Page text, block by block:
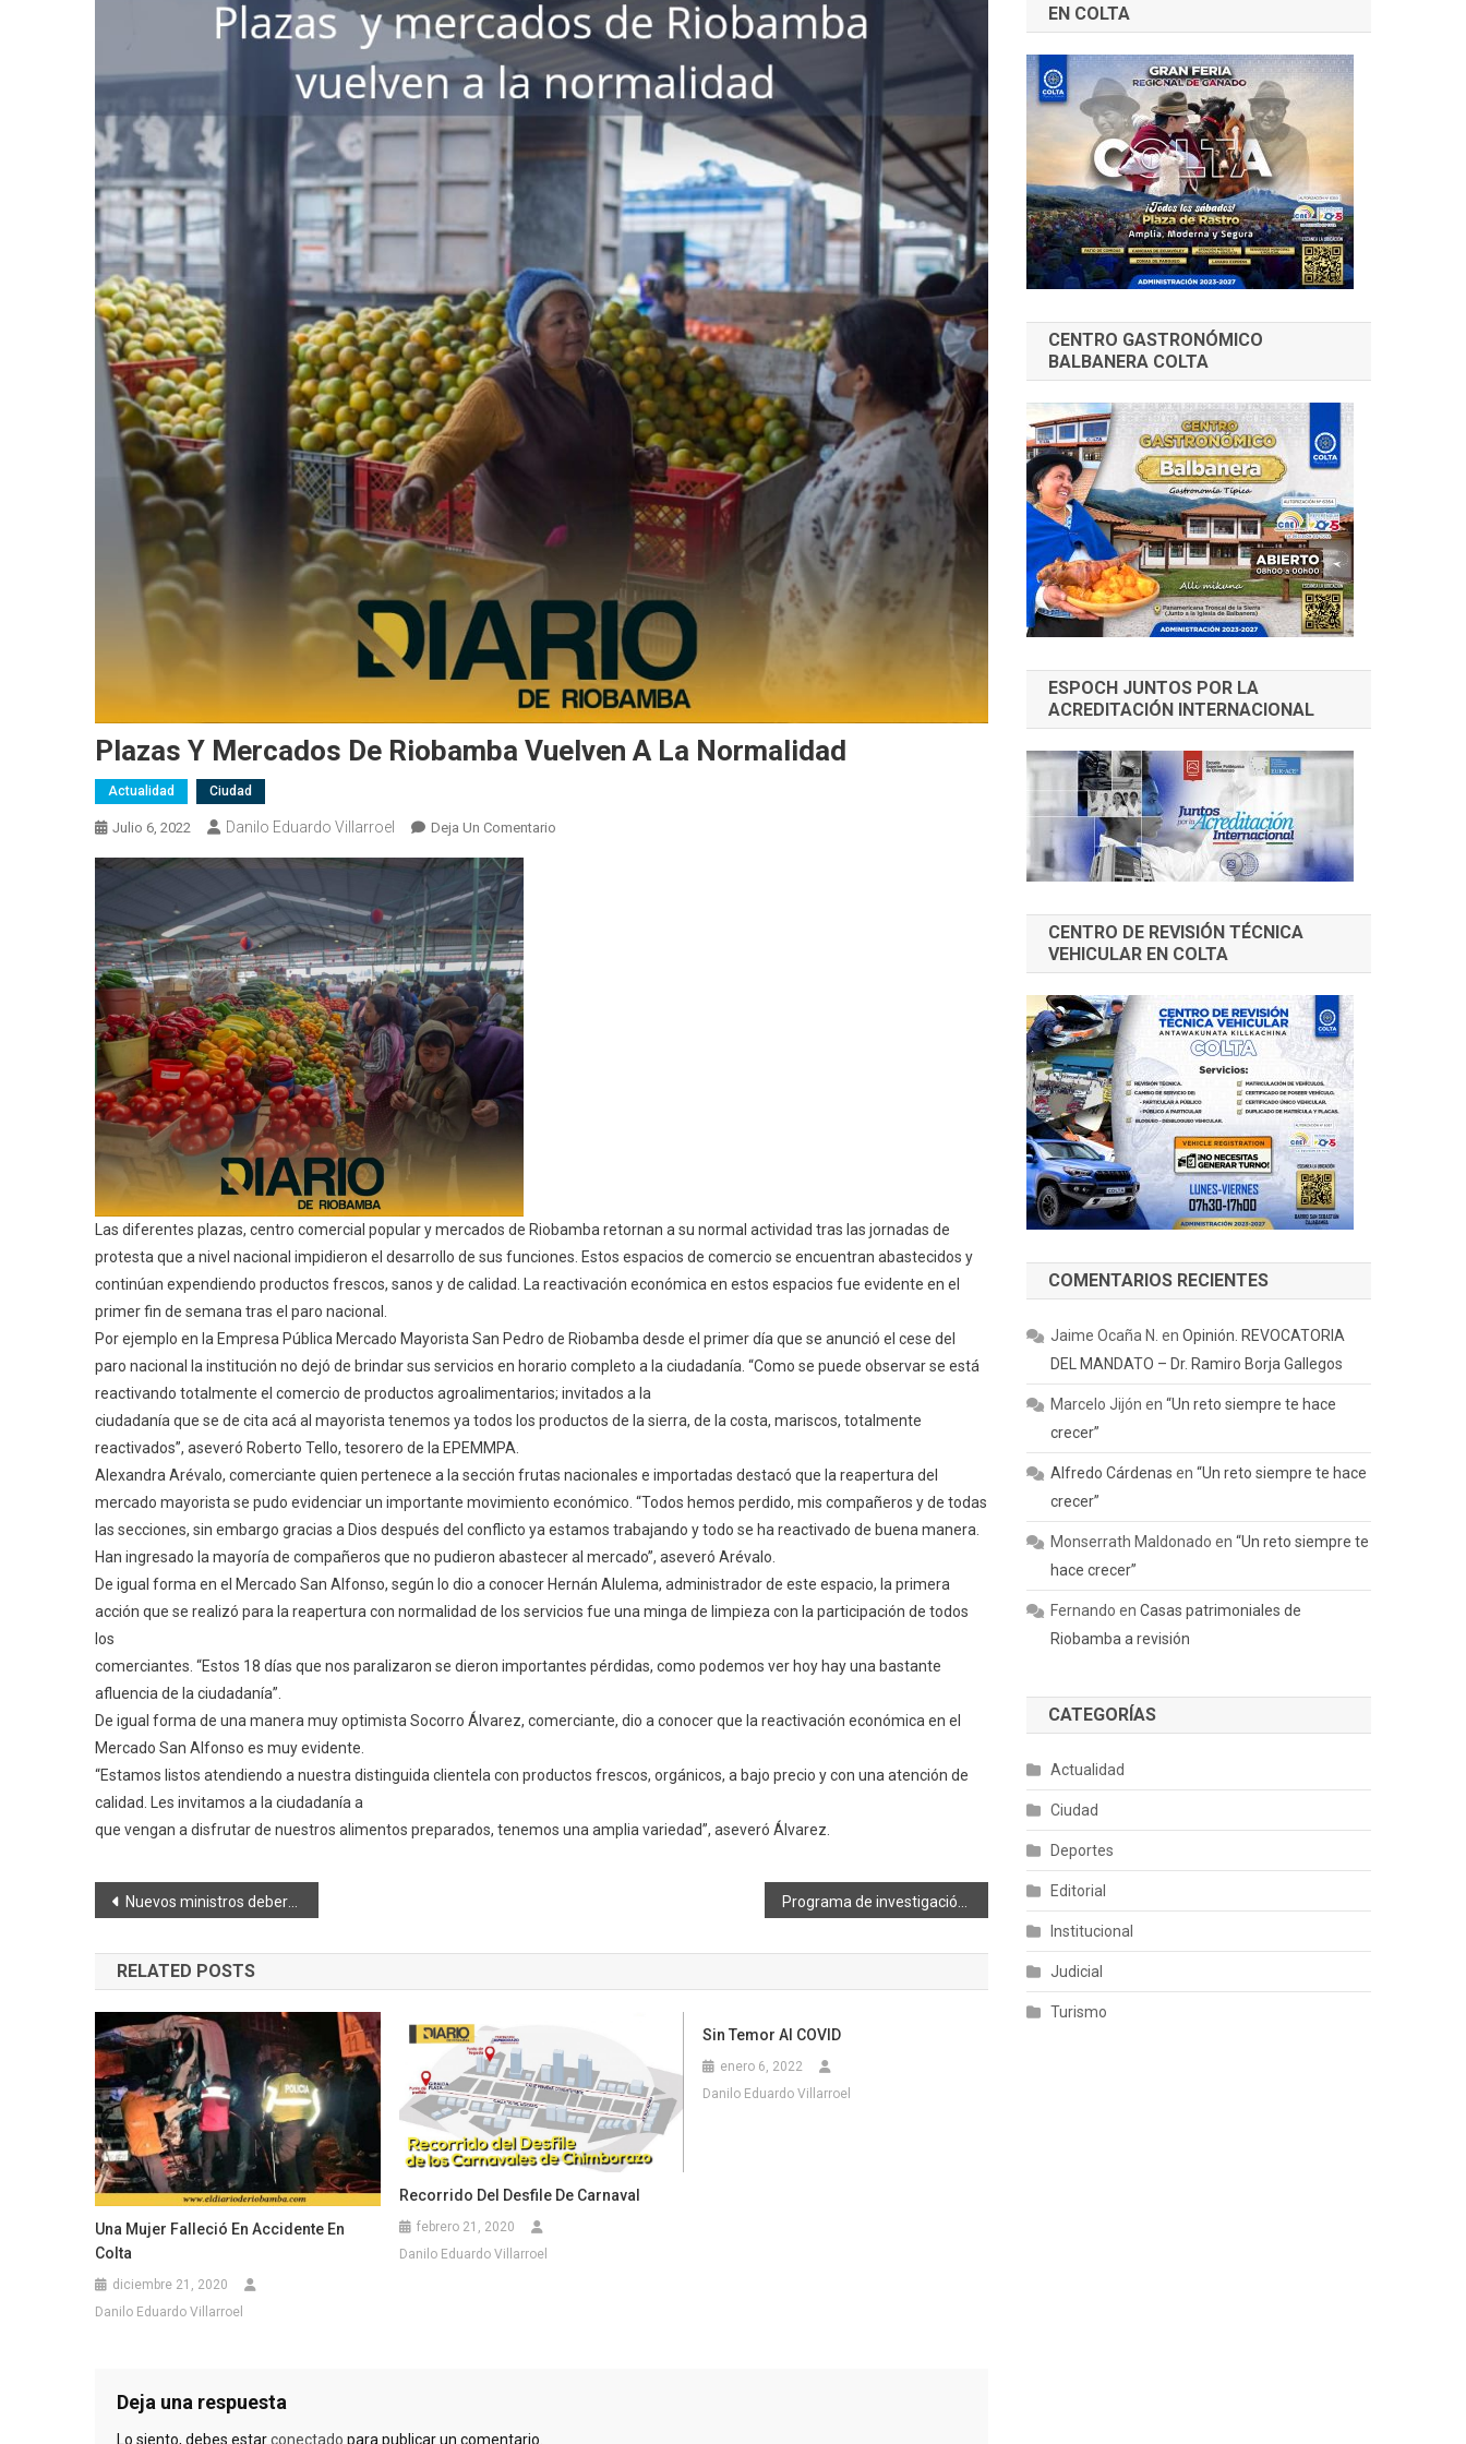
Plazas Y Mercados De Riobamba Vuelven A La Normalidad
Actualidad Ciudad
Julio 6, 2022 Danilo Eduardo Villarroel Deja Un Comentario
Las diferentes plazas, centro comercial popular y mercados de Riobamba retornan a su normal actividad tras las jornadas de
protesta que a nivel nacional impidieron el desarrollo de sus funciones. Estos espacios de comercio se encuentran abastecidos y
continúan expendiendo productos frescos, sanos y de calidad. La reactivación económica en estos espacios fue evidente en el
primer fin de semana tras el paro nacional.
Por ejemplo en la Empresa Pública Mercado Mayorista San Pedro de Riobamba desde el primer día que se anunció el cese del
paro nacional la institución no dejó de brindar sus servicios en horario completo a la ciudadanía. “Como se puede observar se está
reactivando totalmente el comercio de productos agroalimentarios; invitados a la
ciudadanía que se de cita acá al mayorista tenemos ya todos los productos de la sierra, de la costa, mariscos, totalmente
reactivados”, aseveró Roberto Tello, tesorero de la EPEMMPA.
Alexandra Arévalo, comerciante quien pertenece a la sección frutas nacionales e importadas destacó que la reapertura del
mercado mayorista se pudo evidenciar un importante movimiento económico. “Todos hemos perdido, mis compañeros y de todas
las secciones, sin embargo gracias a Dios después del conflicto ya estamos trabajando y todo se ha reactivado de buena manera.
Han ingresado la mayoría de compañeros que no pudieron abastecer al mercado”, aseveró Arévalo.
De igual forma en el Mercado San Alfonso, según lo dio a conocer Hernán Alulema, administrador de este espacio, la primera
acción que se realizó para la reapertura con normalidad de los servicios fue una minga de limpieza con la participación de todos
los
comerciantes. “Estos 18 días que nos paralizaron se dieron importantes pérdidas, como podemos ver hoy hay una bastante
afluencia de la ciudadanía”.
De igual forma de una manera muy optimista Socorro Álvarez, comerciante, dio a conocer que la reactivación económica en el
Mercado San Alfonso es muy evidente.
“Estamos listos atendiendo a nuestra distinguida clientela con productos frescos, orgánicos, a bajo precio y con una atención de
calidad. Les invitamos a la ciudadanía a
que vengan a disfrutar de nuestros alimentos preparados, tenemos una amplia variedad”, aseveró Álvarez.
Navegación
de
entradas
Nuevos ministros deberán enfrentar la crisis institucional, económica y social del país
RELATED POSTS
Una Mujer Falleció En Accidente En
Colta
diciembre 21, 2020
Danilo Eduardo Villarroel
Recorrido Del Desfile De Carnaval
febrero 21, 2020
Danilo Eduardo Villarroel
Sin Temor Al COVID
enero 6, 2022
Danilo Eduardo Villarroel
Deja una respuesta
Lo siento, debes estarconectado para publicar un comentario.
EN COLTA
CENTRO GASTRONÓMICO
BALBANERA COLTA
ESPOCH JUNTOS POR LA
ACREDITACIÓN INTERNACIONAL
CENTRO DE REVISIÓN TÉCNICA
VEHICULAR EN COLTA
COMENTARIOS RECIENTES
Jaime Ocaña N. enOpinión. REVOCATORIA
DEL MANDATO – Dr. Ramiro Borja Gallegos
Marcelo Jijón en“Un reto siempre te hace
crecer”
Alfredo Cárdenas en“Un reto siempre te hace
crecer”
Monserrath Maldonado en“Un reto siempre te
hace crecer”
Fernando enCasas patrimoniales de
Riobamba a revisión
CATEGORÍAS
Actualidad
Ciudad
Deportes
Editorial
Institucional
Judicial
Turismo